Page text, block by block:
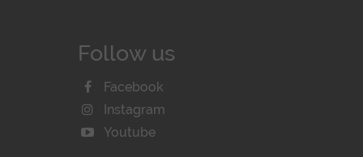
Follow us
Facebook
Instagram
Youtube